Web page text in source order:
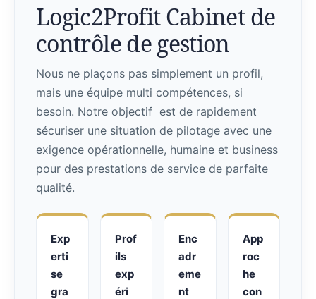
Logic2Profit Cabinet de
contrôle de gestion
Nous ne plaçons pas simplement un profil,
mais une équipe multi compétences, si
besoin. Notre objectif est de rapidement
sécuriser une situation de pilotage avec une
exigence opérationnelle, humaine et business
pour des prestations de service de parfaite
qualité.
Exp
erti
se
gra
Prof
ils
exp
éri
Enc
adr
eme
nt
App
roc
he
con